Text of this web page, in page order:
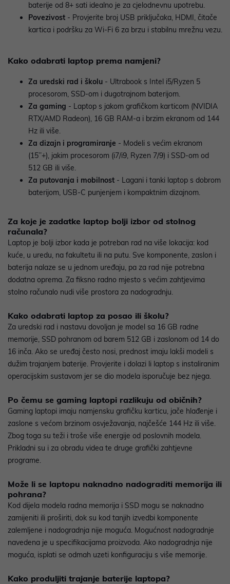
baterije od 8+ sati idealno je za cjelodnevnu upotrebu.
Povezivost - Provjerite broj USB priključaka, HDMI, čitače
kartica i podršku za Wi-Fi 6 za brzu i stabilnu mrežnu vezu.
Kako odabrati laptop prema namjeni?
Za uredski rad i školu - Ultrabook s Intel i5/Ryzen 5
procesorom, SSD-om i dugotrajnom baterijom.
Za gaming - Laptop s jakom grafičkom karticom (NVIDIA
RTX/AMD Radeon), 16 GB RAM-a i brzim ekranom od 144
Hz ili više.
Za dizajn i programiranje - Modeli s većim ekranom
(15’’+), jakim procesorom (i7/i9, Ryzen 7/9) i SSD-om od
512 GB ili više.
Za putovanja i mobilnost - Lagani i tanki laptop s dobrom
baterijom, USB-C punjenjem i kompaktnim dizajnom.
Za koje je zadatke laptop bolji izbor od stolnog
računala?
Laptop je bolji izbor kada je potreban rad na više lokacija: kod
kuće, u uredu, na fakultetu ili na putu. Sve komponente, zaslon i
baterija nalaze se u jednom uređaju, pa za rad nije potrebna
dodatna oprema. Za fiksno radno mjesto s većim zahtjevima
stolno računalo nudi više prostora za nadogradnju.
Kako odabrati laptop za posao ili školu?
Za uredski rad i nastavu dovoljan je model sa 16 GB radne
memorije, SSD pohranom od barem 512 GB i zaslonom od 14 do
16 inča. Ako se uređaj često nosi, prednost imaju lakši modeli s
dužim trajanjem baterije. Provjerite i dolazi li laptop s instaliranim
operacijskim sustavom jer se dio modela isporučuje bez njega.
Po čemu se gaming laptopi razlikuju od običnih?
Gaming laptopi imaju namjensku grafičku karticu, jače hlađenje i
zaslone s većom brzinom osvježavanja, najčešće 144 Hz ili više.
Zbog toga su teži i troše više energije od poslovnih modela.
Prikladni su i za obradu videa te druge grafički zahtjevne
programe.
Može li se laptopu naknadno nadograditi memorija ili
pohrana?
Kod dijela modela radna memorija i SSD mogu se naknadno
zamijeniti ili proširiti, dok su kod tanjih izvedbi komponente
zalemljene i nadogradnja nije moguća. Mogućnost nadogradnje
navedena je u specifikacijama proizvoda. Ako nadogradnja nije
moguća, isplati se odmah uzeti konfiguraciju s više memorije.
Kako produljiti trajanje baterije laptopa?